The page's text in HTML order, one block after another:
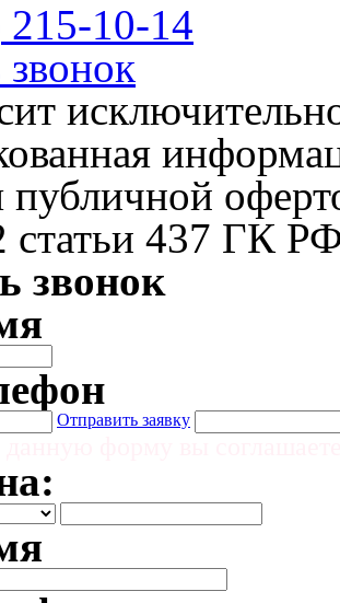
10-14
звонок
публичной
статьи 437 ГК
звонок
Отправить заявку